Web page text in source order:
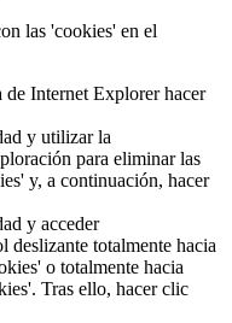
las 'cookies' en el
de Internet Explorer hacer
y utilizar la
para eliminar las
y, a continuación, hacer
y acceder
totalmente hacia
o totalmente hacia
Tras ello, hacer clic